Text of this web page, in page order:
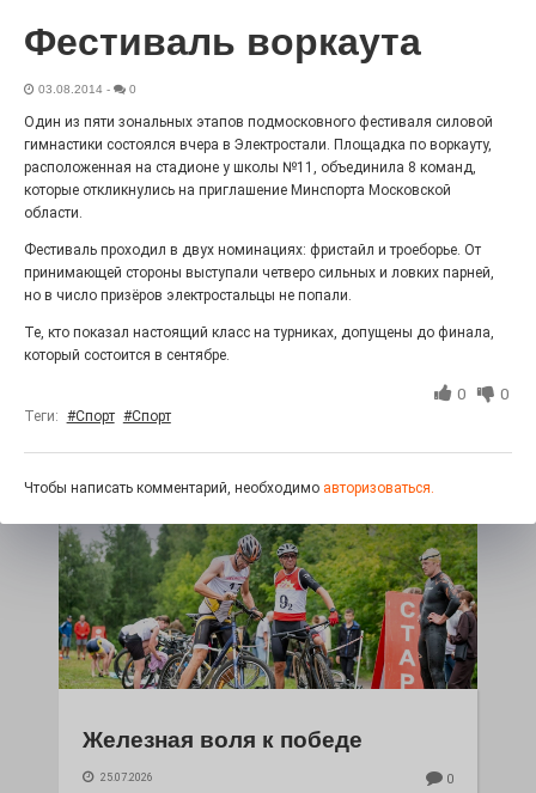
Юбилейным курсом
меняет облик.
Железная воля к победе
25.07.2026 0
Фестиваль воркаута
03.08.2014 - 0
Один из пяти зональных этапов подмосковного фестиваля силовой
гимнастики состоялся вчера в Электростали. Площадка по воркауту,
расположенная на стадионе у школы №11, объединила 8 команд,
которые откликнулись на приглашение Минспорта Московской
области.
Фестиваль проходил в двух номинациях: фристайл и троеборье. От
принимающей стороны выступали четверо сильных и ловких парней,
но в число призёров электростальцы не попали.
Те, кто показал настоящий класс на турниках, допущены до финала,
который состоится в сентябре.
0 0
Теги: #Спорт #Спорт
Чтобы написать комментарий, необходимо авторизоваться.